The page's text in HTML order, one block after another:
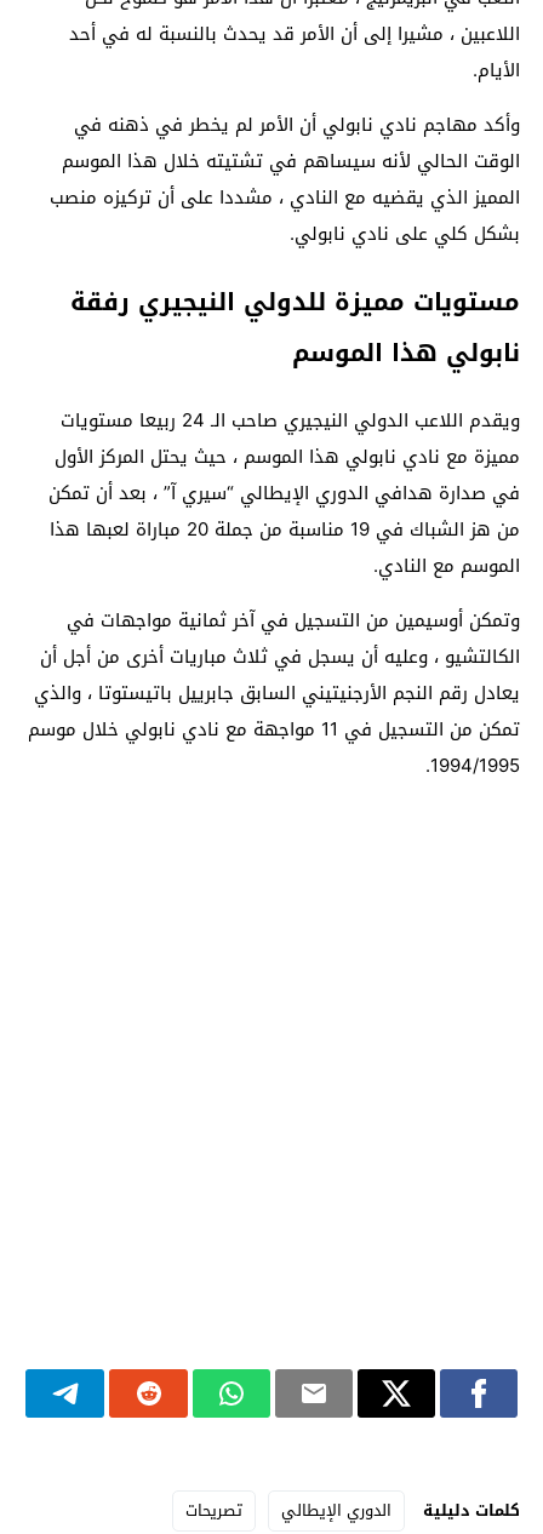
اللاعبين ، مشيرا إلى أن الأمر قد يحدث بالنسبة له في أحد
الأيام.
وأكد مهاجم نادي نابولي أن الأمر لم يخطر في ذهنه في
الوقت الحالي لأنه سيساهم في تشتيته خلال هذا الموسم
المميز الذي يقضيه مع النادي ، مشددا على أن تركيزه منصب
بشكل كلي على نادي نابولي.
مستويات مميزة للدولي النيجيري رفقة
نابولي هذا الموسم
ويقدم اللاعب الدولي النيجيري صاحب الـ 24 ربيعا مستويات
مميزة مع نادي نابولي هذا الموسم ، حيث يحتل المركز الأول
في صدارة هدافي الدوري الإيطالي “سيري آ” ، بعد أن تمكن
من هز الشباك في 19 مناسبة من جملة 20 مباراة لعبها هذا
الموسم مع النادي.
وتمكن أوسيمين من التسجيل في آخر ثمانية مواجهات في
الكالتشيو ، وعليه أن يسجل في ثلاث مباريات أخرى من أجل أن
يعادل رقم النجم الأرجنيتيني السابق جابرييل باتيستوتا ، والذي
تمكن من التسجيل في 11 مواجهة مع نادي نابولي خلال موسم
1994/1995.
كلمات دليلية الدوري الإيطالي تصريحات